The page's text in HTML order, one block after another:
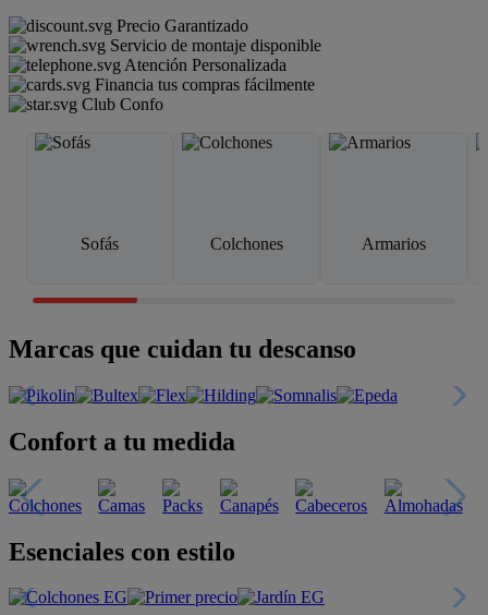
Precio Garantizado
Servicio de montaje disponible
Atención Personalizada
Financia tus compras fácilmente
Club Confo
Sofás Colchones Armarios
Marcas que cuidan tu descanso
Confort a tu medida
Esenciales con estilo